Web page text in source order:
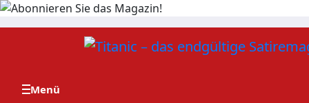
Zum